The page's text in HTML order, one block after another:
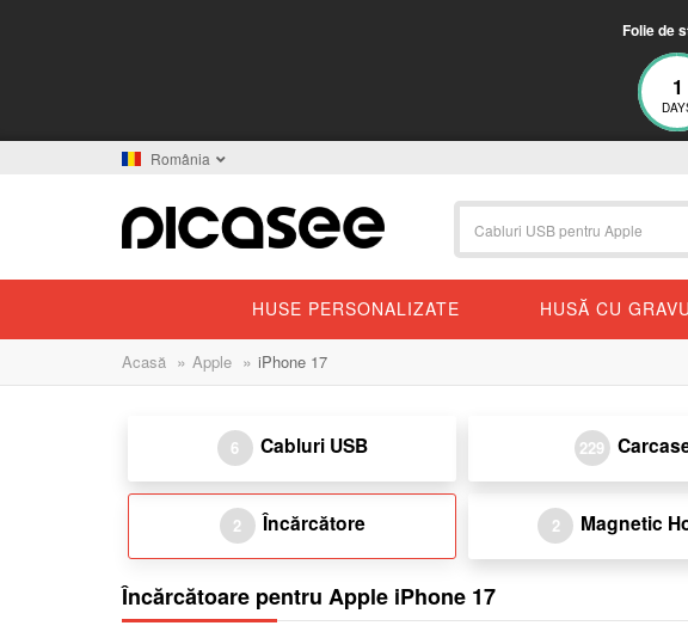
Folie de
1
România
HUSE PERSONALIZATE HUSĂ CU
Acasă » Apple » iPhone 17
6 Cabluri USB 229
2 Încărcătore 2 Magnetic
Încărcătoare pentru Apple iPhone 17